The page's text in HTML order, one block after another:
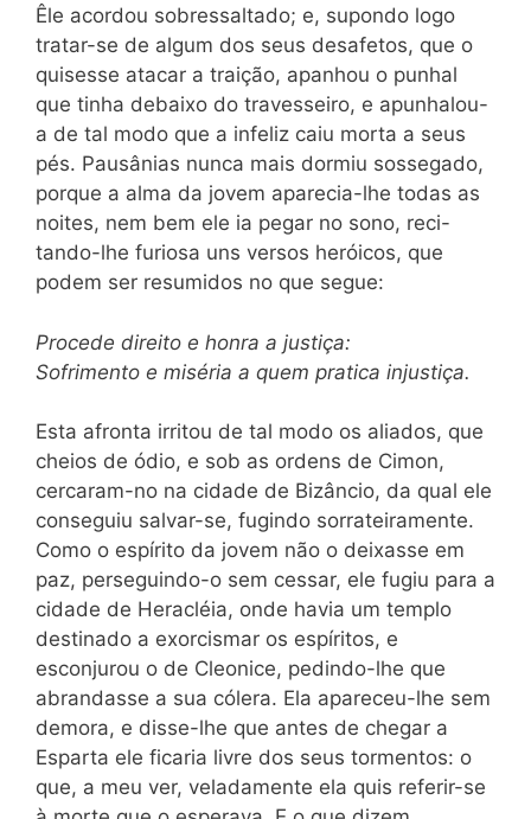
Êle acordou sobressaltado; e, supondo logo
tratar-se de algum dos seus desafetos, que o
quisesse atacar a traição, apanhou o punhal
que tinha debaixo do travesseiro, e apunhalou-
a de tal modo que a infeliz caiu morta a seus
pés. Pausânias nunca mais dormiu sossegado,
porque a alma da jovem aparecia-lhe todas as
noites, nem bem ele ia pegar no sono, reci-
tando-lhe furiosa uns versos heróicos, que
podem ser resumidos no que segue:
Procede direito e honra a justiça:
Sofrimento e miséria a quem pratica injustiça.
Esta afronta irritou de tal modo os aliados, que
cheios de ódio, e sob as ordens de Cimon,
cercaram-no na cidade de Bizâncio, da qual ele
conseguiu salvar-se, fugindo sorrateiramente.
Como o espírito da jovem não o deixasse em
paz, perseguindo-o sem cessar, ele fugiu para a
cidade de Heracléia, onde havia um templo
destinado a exorcismar os espíritos, e
esconjurou o de Cleonice, pedindo-lhe que
abrandasse a sua cólera. Ela apareceu-lhe sem
demora, e disse-lhe que antes de chegar a
Esparta ele ficaria livre dos seus tormentos: o
que, a meu ver, veladamente ela quis referir-se